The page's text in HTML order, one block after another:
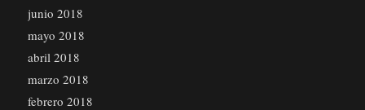
junio 2018
mayo 2018
abril 2018
marzo 2018
febrero 2018